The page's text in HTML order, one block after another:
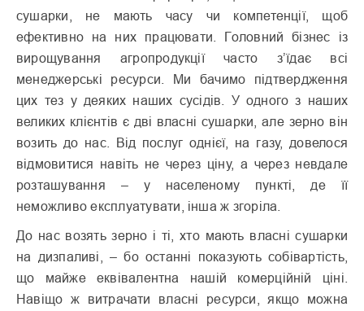
сушарки, не мають часу чи компетенції, щоб
ефективно на них працювати. Головний бізнес із
вирощування агропродукції часто з’їдає всі
менеджерські ресурси. Ми бачимо підтвердження
цих тез у деяких наших сусідів. У одного з наших
великих клієнтів є дві власні сушарки, але зерно він
возить до нас. Від послуг однієї, на газу, довелося
відмовитися навіть не через ціну, а через невдале
розташування – у населеному пункті, де її
неможливо експлуатувати, інша ж згоріла.
До нас возять зерно і ті, хто мають власні сушарки
на дизпаливі, – бо останні показують собівартість,
що майже еквівалентна нашій комерційній ціні.
Навіщо ж витрачати власні ресурси, якщо можна